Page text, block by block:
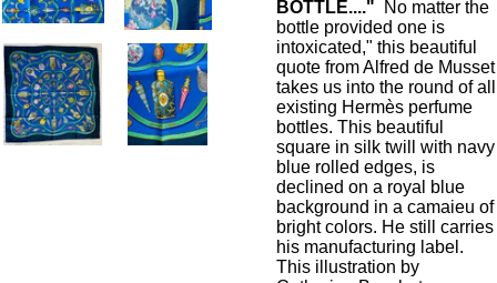
BOTTLE...."
No matter the
bottle provided one is
intoxicated," this beautiful
quote from Alfred de Musset
takes us into the round of all
existing Hermès perfume
bottles. This beautiful
square in silk twill with navy
blue rolled edges, is
declined on a royal blue
background in a camaieu of
bright colors. He still carries
his manufacturing label.
This illustration by